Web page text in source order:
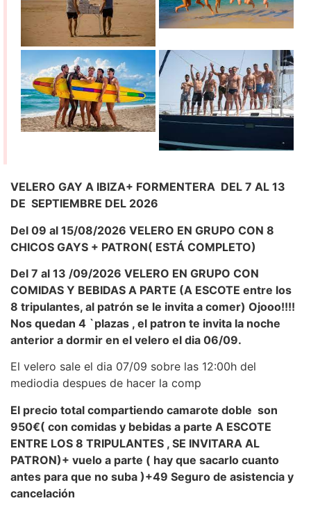
VELERO GAY A IBIZA+ FORMENTERA DEL 7 AL 13
DE SEPTIEMBRE DEL 2026
Del 09 al 15/08/2026 VELERO EN GRUPO CON 8
CHICOS GAYS + PATRON( ESTÁ COMPLETO)
Del 7 al 13 /09/2026 VELERO EN GRUPO CON
COMIDAS Y BEBIDAS A PARTE (A ESCOTE entre los
8 tripulantes, al patrón se le invita a comer) Ojooo!!!!
Nos quedan 4 `plazas , el patron te invita la noche
anterior a dormir en el velero el dia 06/09.
El velero sale el dia 07/09 sobre las 12:00h del
mediodia despues de hacer la comp
El precio total compartiendo camarote doble son
950€( con comidas y bebidas a parte A ESCOTE
ENTRE LOS 8 TRIPULANTES , SE INVITARA AL
PATRON)+ vuelo a parte ( hay que sacarlo cuanto
antes para que no suba )+49 Seguro de asistencia y
cancelación